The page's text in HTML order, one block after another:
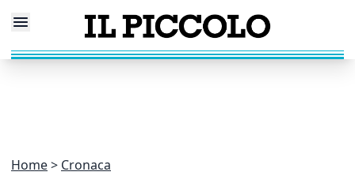
Home Cronaca